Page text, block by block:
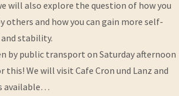
will also explore the question of how you
others and how you can gain more self-
stability.
by public transport on Saturday afternoon
this! We will visit Cafe Cron und Lanz and
available…